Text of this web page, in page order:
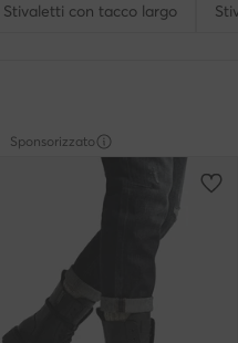
Stivaletti con tacco largo
Sponsorizzato